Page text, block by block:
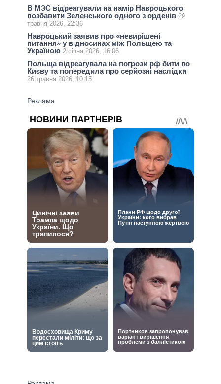
В МЗС відреагували на намір Навроцького
позбавити Зеленського одного з орденів 29
травня 2026, 22:36
Навроцький заявив про «невирішені
питання» у відносинах між Польщею та
Україною 2 січня 2026, 16:06
Польща відреагувала на погрози рф бити по
Києву та попередила про серйозні наслідки
26 травня 2026, 10:15